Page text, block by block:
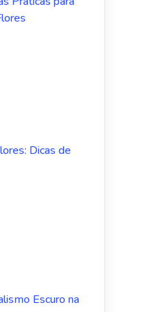
Dicas de
Escuro na